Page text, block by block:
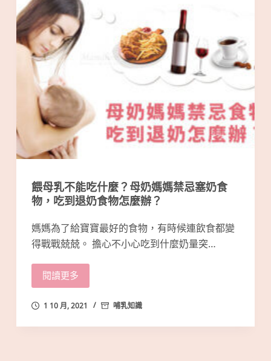
餵母乳不能吃什麼？母奶媽媽禁忌塞奶食
物，吃到退奶食物怎麼辦？
媽媽為了給寶寶最好的食物，有時候連飲食都變
得戰戰兢兢。 擔心不小心吃到什麼奶量突…
閱讀更多
1 10 月, 2021 哺乳知識